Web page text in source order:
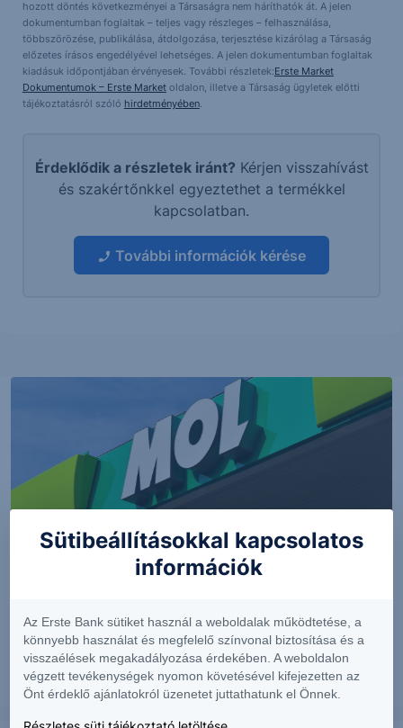
hozott döntés következményei a Társaságra nem háríthatók át. A jelen
dokumentumban foglaltak – teljes vagy részleges – felhasználása,
többszörözése, publikálása, átdolgozása, terjesztése kizárólag a Társaság
előzetes írásos engedélyével lehetséges. A jelen dokumentumban foglaltak
kiadásuk időpontjában érvényesek. További részletek:Erste Market
Dokumentumok – Erste Marketoldalon, illetve a Társaság ügyletek előtti
tájékoztatásról szóló hirdetményében.
Érdeklődik a részletek iránt? Kérjen visszahívást
és szakértőnkkel egyeztethet a termékkel
kapcsolatban.
További információk kérése
Erős lett a MOL második negyedéve
2026. augusztus 7.
Sütibeállításokkal kapcsolatos
információk
Az Erste Bank sütiket használ a weboldalak működtetése, a
könnyebb használat és megfelelő színvonal biztosítása és a
visszaélések megakadályozása érdekében. A weboldalon
végzett tevékenységek nyomon követésével kifejezetten az
Önt érdeklő ajánlatokról üzenetet juttathatunk el Önnek.